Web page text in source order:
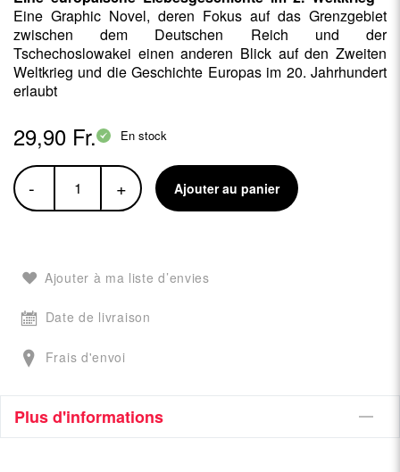
Eine Graphic Novel, deren Fokus auf das Grenzgebiet
zwischen dem Deutschen Reich und der
Tschechoslowakei einen anderen Blick auf den Zweiten
Weltkrieg und die Geschichte Europas im 20. Jahrhundert
erlaubt
29,90 Fr. En stock
- + Ajouter au panier
Ajouter à ma liste d’envies
Date de livraison
Frais d'envoi
Plus d'informations